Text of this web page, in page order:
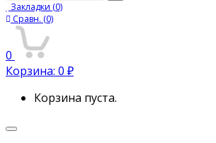
Закладки (0)
Сравн. (0)
0
Корзина: 0 ₽
Корзина пуста.
Переключить